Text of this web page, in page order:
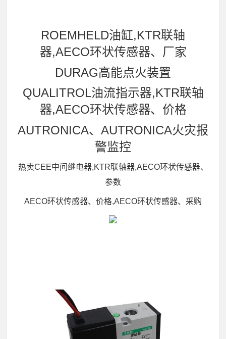
ROEMHELD油缸,KTR联轴
器,AECO环状传感器、厂家
DURAG高能点火装置
QUALITROL油流指示器,KTR联轴
器,AECO环状传感器、价格
AUTRONICA、AUTRONICA火灾报
警监控
热卖CEE中间继电器,KTR联轴器,AECO环状传感器、
参数
AECO环状传感器、价格,AECO环状传感器、采购